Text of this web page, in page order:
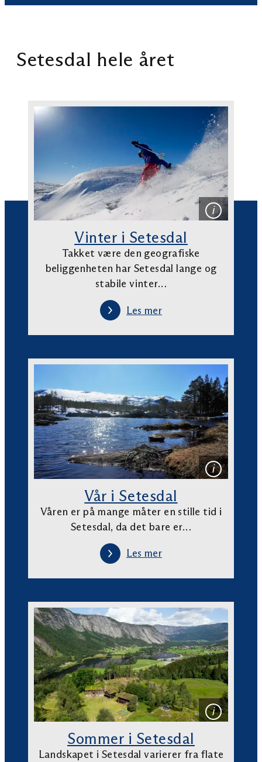
Setesdal hele året
Vinter i Setesdal
Takket være den geografiske
beliggenheten har Setesdal lange og
stabile vinter…
Les mer
Vår i Setesdal
Våren er på mange måter en stille tid i
Setesdal, da det bare er…
Les mer
Sommer i Setesdal
Landskapet i Setesdal varierer fra flate